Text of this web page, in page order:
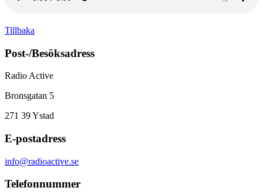
Tillbaka
Post-/Besöksadress
Radio Active
Bronsgatan 5
271 39Ystad
E-postadress
info@radioactive.se
Telefonnummer